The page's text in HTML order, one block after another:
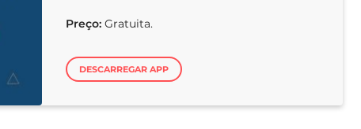
Preço: Gratuita.
DESCARREGAR APP